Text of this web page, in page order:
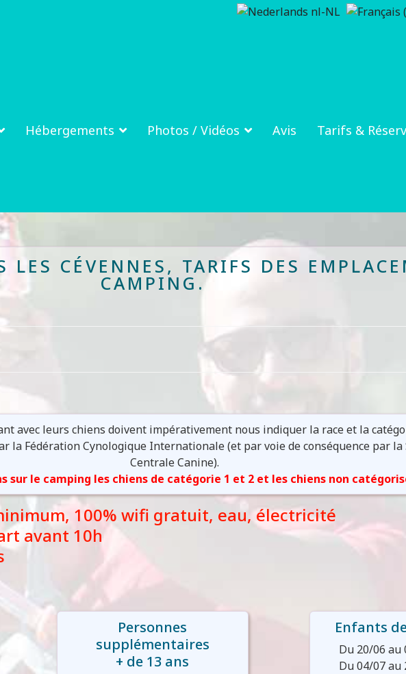
Hébergements Photos / Vidéos Avis Tarifs &
CÉVENNES, TARIFS DES
CAMPING.
avec leurs chiens doivent impérativement nous indiquer la race et la
la Fédération Cynologique Internationale (et par voie de conséquence par la
Centrale Canine).
sur le camping les chiens de catégorie 1 et 2 et les chiens non
100% wifi gratuit, eau, électricité
avant 10h
Personnes
supplémentaires
+ de 13 ans
Enfants
Du 20/06 au
Du 04/07 au